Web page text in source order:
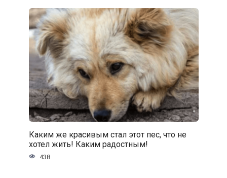
Каким же красивым стал этот пес, что не
хотел жить! Каким радостным!
438